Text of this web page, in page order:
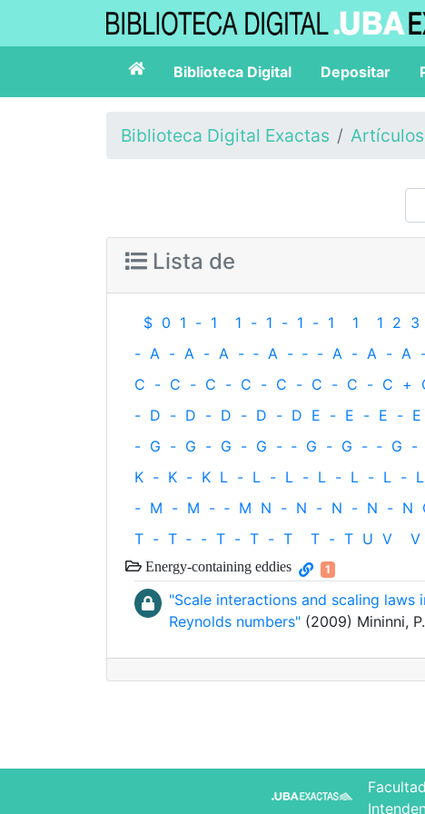
Biblioteca Digital Depositar
Biblioteca Digital Exactas Artículos
Lista de
$ 0 1 - 1 1 - 1 - 1 - 1 1 1 2 3
- A - A - A - ‐ A - ‐ - A - A - A
C - C - C - C - C - C - C - C +
- D - D - D - D - D E - E - E - E
- G - G - G - G - ‐ G - G - ‐ G -
K - K - K L - L - L - L - L - L - L
- M - M - ‐ M N - N - N - N - N
T - T ‐ - T - T - T T - T U V V
Energy-containing eddies 1
"Scale interactions and scaling
Reynolds numbers" (2009) Mininni,